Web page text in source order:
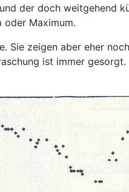
der doch weitgehend
oder Maximum.
Sie zeigen aber eher
ist immer gesorgt.